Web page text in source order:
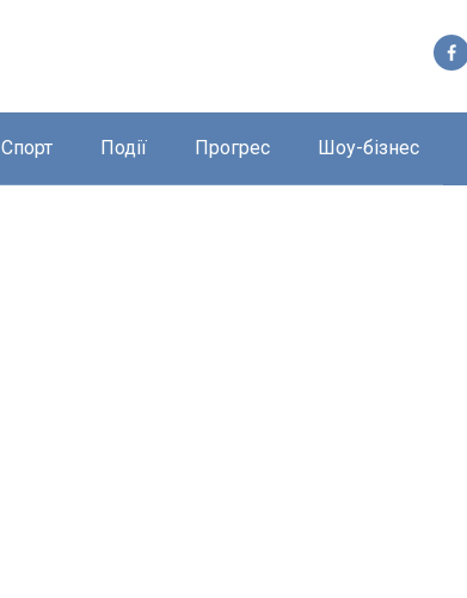
Спорт Події Прогрес Шоу-бізнес